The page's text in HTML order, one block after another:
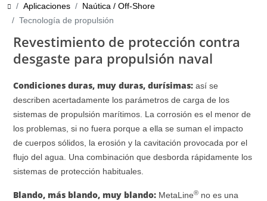
Aplicaciones
Naútica / Off-Shore
Tecnología de propulsión
Revestimiento de protección contra
desgaste para propulsión naval
Condiciones duras, muy duras, durísimas: así se
describen acertadamente los parámetros de carga de los
sistemas de propulsión marítimos. La corrosión es el menor de
los problemas, si no fuera porque a ella se suman el impacto
de cuerpos sólidos, la erosión y la cavitación provocada por el
flujo del agua. Una combinación que desborda rápidamente los
sistemas de protección habituales.
Blando, más blando, muy blando: MetaLine® no es una